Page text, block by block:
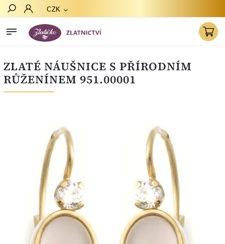
CZK
ZLATÉ NÁUŠNICE S PŘÍRODNÍM
RŮŽENÍNEM 951.00001